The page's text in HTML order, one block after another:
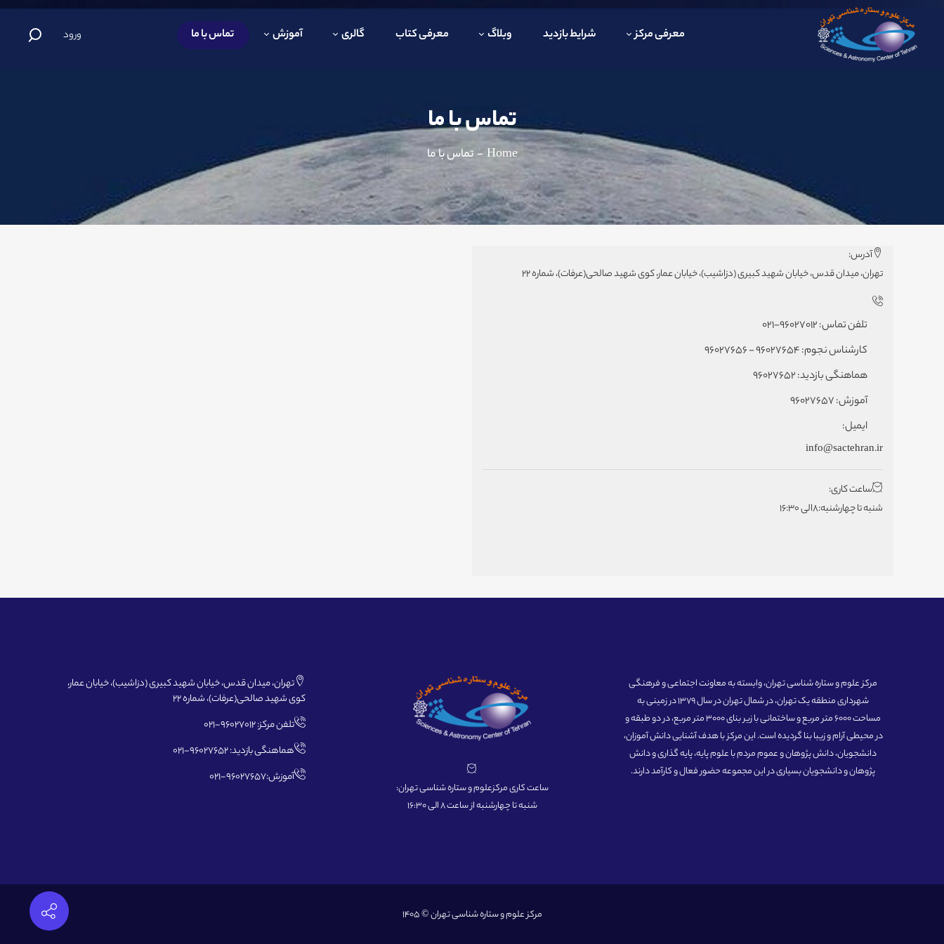
معرفی مرکز شرایط بازدید وبلاگ معرفی کتاب گالری آموزش تماس با ما ورود
تماس با ما
Home
- تماس با ما
آدرس:
تهران، میدان قدس، خیابان شهید کبیری (دزاشیب)، خیابان عمار، کوی شهید صالحی(عرفات)، شماره 22
تلفن تماس: 96027012-021
کارشناس نجوم: 96027654 - 96027656
هماهنگی بازدید: 96027652
آموزش: 96027657
ایمیل:
info@sactehran.ir
ساعت کاری:
شنبه تا چهارشنبه:8الی 16:30
مرکز علوم و ستاره شناسی تهران، وابسته به معاونت اجتماعی و فرهنگی
شهرداری منطقه یک تهران، در شمال تهران در سال 1379 در زمینی به
مساحت 6000 متر مربع و ساختمانی با زیر بنای 3000 متر مربع، در دو طبقه و
در محیطی آرام و زیبا بنا گردیده است. این مرکز با هدف آشنایی دانش آموزان،
دانشجویان، دانش پژوهان و عموم مردم با علوم پایه، پایه گذاری و دانش
پژوهان و دانشجویان بسیاری در این مجموعه حضور فعال و کارآمد دارند.
ساعت کاری مرکزعلوم و ستاره شناسی تهران:
شنبه تا چهارشنبه از ساعت 8 الی 16:30
تهران، میدان قدس، خیابان شهید کبیری (دزاشیب)، خیابان عمار،
کوی شهید صالحی(عرفات)، شماره 22
تلفن مرکز: 96027012-021
هماهنگی بازدید: 96027652-021
آموزش:96027657-021
مرکز علوم و ستاره شناسی تهران © 1405